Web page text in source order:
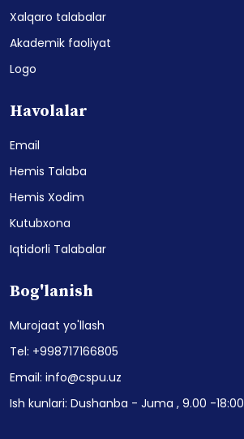
Xalqaro talabalar
Akademik faoliyat
Logo
Havolalar
Email
Hemis Talaba
Hemis Xodim
Kutubxona
Iqtidorli Talabalar
Bog'lanish
Murojaat yo'llash
Tel: +998717166805
Email: info@cspu.uz
Ish kunlari: Dushanba - Juma , 9.00 -18:00